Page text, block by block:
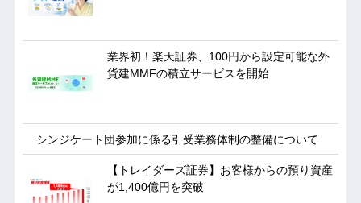
業界初！楽天証券、100円から設定可能な外
貨建MMFの積立サービスを開始
シンジケート団参加に係る引受業務体制の整備について
【トレイダーズ証券】お客様からの預り資産
が1,400億円を突破